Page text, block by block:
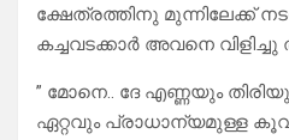
ക്ഷേത്രത്തിനു മുന്നിലേക്ക്
കച്ചവടക്കാർ അവനെ വിളിച്ചു
” മോനെ.. ദേ എണ്ണയും
ഏറ്റവും പ്രാധാന്യമുള്ള കൂവള